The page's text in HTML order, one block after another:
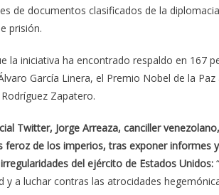
de documentos clasificados de la
prisión.
la iniciativa ha encontrado respaldo en 167
García Linera, el Premio Nobel de la
Zapatero.
Twitter, Jorge Arreaza, canciller
feroz de los imperios, tras exponer informes
del ejército de Estados Unidos:
y a luchar contras las atrocidades